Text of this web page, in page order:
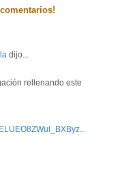
dijo...
rellenando este